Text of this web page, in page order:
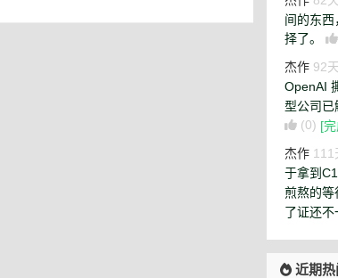
间的东
择了。
杰作 92
OpenAI
型公司已
(0) [
杰作 111
于拿到
煎熬的等
了证还不
近期